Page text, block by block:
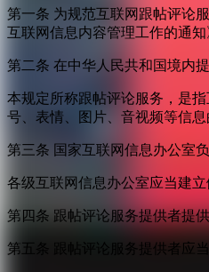
第一条 为规范互联网跟帖评论
互联网信息内容管理工作的通知
第二条 在中华人民共和国境内
本规定所称跟帖评论服务，是
号、表情、图片、音视频等信息
第三条 国家互联网信息办公室
各级互联网信息办公室应当建
第四条 跟帖评论服务提供者提
第五条 跟帖评论服务提供者应